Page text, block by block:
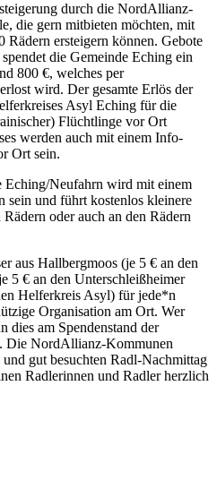
durch die NordAllianz-
die gern mitbieten möchten, mit
Rädern ersteigern können. Gebote
die Gemeinde Eching ein
800 €, welches per
wird. Der gesamte Erlös der
Asyl Eching für die
Flüchtlinge vor Ort
werden auch mit einem Info-
Ort sein.
Neufahrn wird mit einem
sein und führt kostenlos kleinere
oder auch an den Rädern
aus Hallbergmoos (je 5 € an den
5 € an den Unterschleißheimer
Helferkreis Asyl) für jede*n
Organisation am Ort. Wer
dies am Spendenstand der
Die NordAllianz-Kommunen
gut besuchten Radl-Nachmittag
Radlerinnen und Radler herzlich